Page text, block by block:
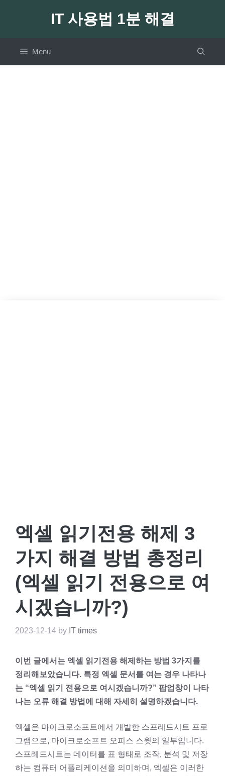
IT 사용법 1분 해결
Menu
엑셀 읽기전용 해제 3
가지 해결 방법 총정리
(엑셀 읽기 전용으로 여
시겠습니까?)
2023-12-14 by IT times
이번 글에서는 엑셀 읽기전용 해제하는 방법 3가지를
정리해보았습니다. 특정 엑셀 문서를 여는 경우 나타나
는 “엑셀 읽기 전용으로 여시겠습니까?” 팝업창이 나타
나는 오류 해결 방법에 대해 자세히 설명하겠습니다.
엑셀은 마이크로소프트에서 개발한 스프레드시트 프로
그램으로, 마이크로소프트 오피스 스윗의 일부입니다.
스프레드시트는 데이터를 표 형태로 조작, 분석 및 저장
하는 컴퓨터 어플리케이션을 의미하며, 엑셀은 이러한